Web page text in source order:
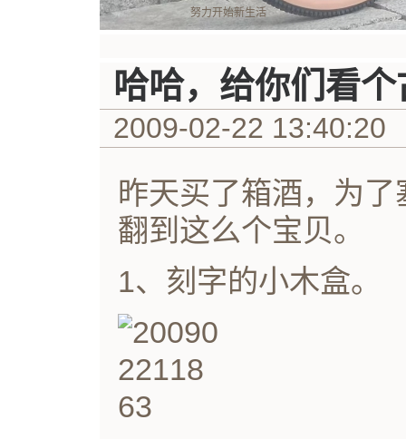
努力开始新生活
哈哈，给你们看个
2009-02-22 13:40:20
昨天买了箱酒，为
翻到这么个宝贝。
1、刻字的小木盒。